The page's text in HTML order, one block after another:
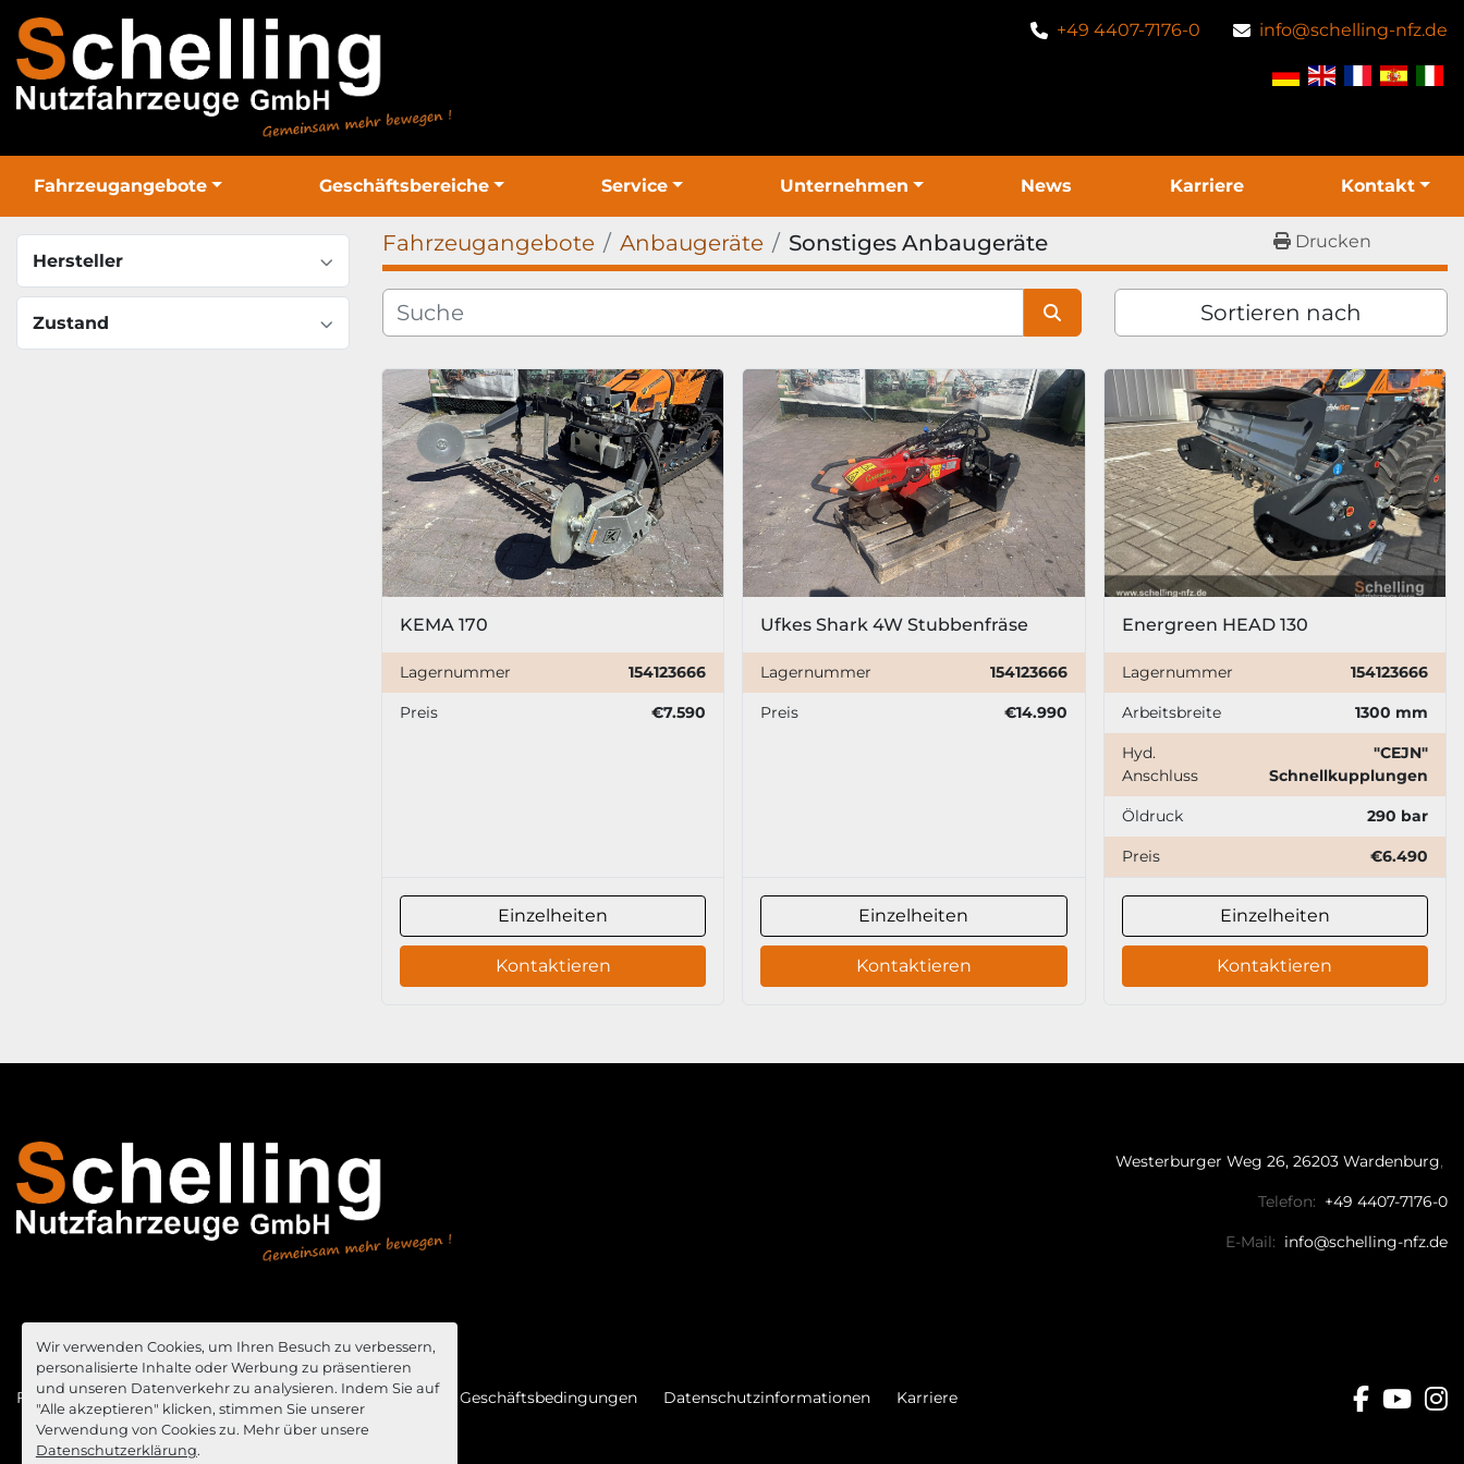
Wir verwenden Cookies, um Ihren Besuch zu verbessern,
personalisierte Inhalte oder Werbung zu präsentieren
und unseren Datenverkehr zu analysieren. Indem Sie auf
"Alle akzeptieren" klicken, stimmen Sie unserer
Verwendung von Cookies zu. Mehr über unsere
Datenschutzerklärung.
+49 4407-7176-0 info@schelling-nfz.de
Fahrzeugangebote News
Geschäftsbereiche Service Unternehmen Karriere Kontakt
Hersteller
Zustand
Fahrzeugangebote Anbaugeräte Sonstiges Anbaugeräte Drucken
Sortieren nach
KEMA 170
Lagernummer 154123666
Preis €7.590
Einzelheiten
Kontaktieren
Ufkes Shark 4W Stubbenfräse
Lagernummer 154123666
Preis €14.990
Einzelheiten
Kontaktieren
Energreen HEAD 130
Lagernummer 154123666
Arbeitsbreite 1300 mm
Hyd.
Anschluss
"CEJN"
Schnellkupplungen
Öldruck 290 bar
Preis €6.490
Einzelheiten
Kontaktieren
Westerburger Weg 26, 26203 Wardenburg
Telefon: +49 4407-7176-0
E-Mail: info@schelling-nfz.de
Fahrzeugangebote News Impressum Allgemeine Geschäftsbedingungen Datenschutzinformationen Karriere